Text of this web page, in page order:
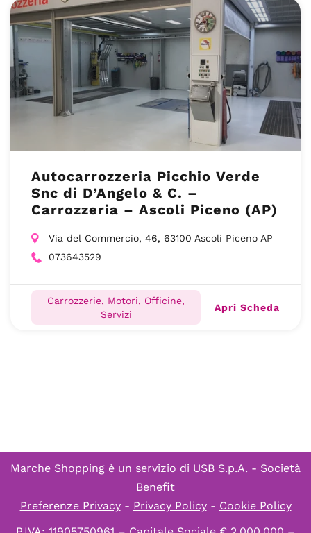
Autocarrozzeria Picchio Verde
Snc di D’Angelo & C. –
Carrozzeria – Ascoli Piceno (AP)
Via del Commercio, 46, 63100 Ascoli Piceno AP
073643529
Carrozzerie, Motori, Officine,
Servizi
Apri Scheda
Marche Shopping è un servizio di USB S.p.A. - Società
Benefit
Preferenze Privacy- Privacy Policy- Cookie Policy